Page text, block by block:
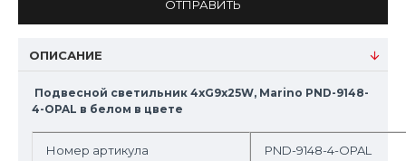
ОТПРАВИТЬ
ОПИСАНИЕ
Подвесной светильник 4xG9x25W, Marino PND-9148-
4-OPAL в белом в цвете
Номер артикула PND-9148-4-OPAL